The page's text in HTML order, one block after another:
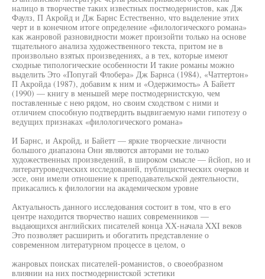
налицо в творчестве таких известных постмодернистов, как Дж
Фаулз, П Акройд и Дж Барнс Естественно, что выделение этих
черт и в конечном итоге определение «филологического романа»
как жанровой разновидности может произойти только на основе
тщательного анализа художественного текста, притом не в
произвольно взятых произведениях, а в тех, которые имеют
сходные типологические особенности И такие романы можно
выделить Это «Попугай Флобера» Дж Барнса (1984), «Чаттертон»
П Акройда (1987), добавим к ним и «Одержимость» А Байетт
(1990) — книгу в меньшей мере постмодернистскую, чем
поставленные с нею рядом, но своим сходством с ними и
отличием способную подтвердить выдвигаемую нами гипотезу о
ведущих признаках «филологического романа»
И Барнс, и Акройд, и Байетт — яркие творческие личности
большого диапазона Они являются авторами не только
художественных произведений, в широком смысле — йсйоп, но и
литературоведческих исследований, публицистических очерков и
эссе, они имели отношение к преподавательской деятельности,
прикасались к филологии на академическом уровне
Актуальность данного исследования состоит в том, что в его
центре находится творчество наших современников —
выдающихся английских писателей конца ХХ-начала XXI веков
Это позволяет расширить и обогатить представление о
современном литературном процессе в целом, о
жанровых поисках писателей-романистов, о своеобразном
влиянии на них постмодернистской эстетики